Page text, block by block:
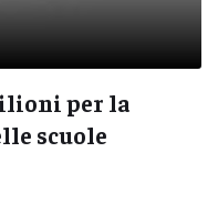
per la
scuole